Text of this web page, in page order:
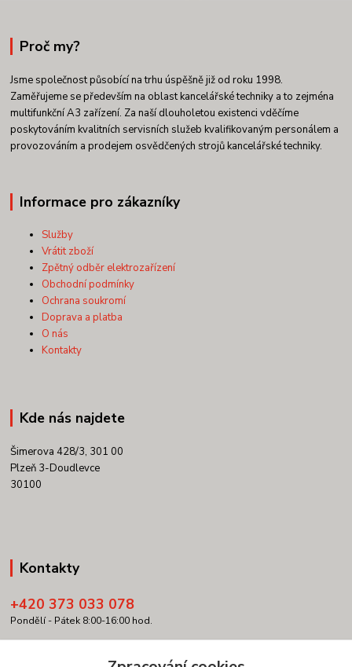
Proč my?
Jsme společnost působící na trhu úspěšně již od roku 1998.
Zaměřujeme se především na oblast kancelářské techniky a to zejména
multifunkční A3 zařízení. Za naší dlouholetou existenci vděčíme
poskytováním kvalitních servisních služeb kvalifikovaným personálem a
provozováním a prodejem osvědčených strojů kancelářské techniky.
Informace pro zákazníky
Služby
Vrátit zboží
Zpětný odběr elektrozařízení
Obchodní podmínky
Ochrana soukromí
Doprava a platba
O nás
Kontakty
Kde nás najdete
Šimerova 428/3, 301 00
Plzeň 3-Doudlevce
30100
Kontakty
+420 373 033 078
Pondělí - Pátek 8:00-16:00 hod.